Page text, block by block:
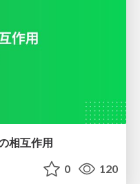
相互作用
0 120